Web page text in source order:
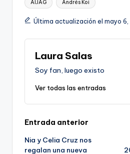
AIJAG Andrés Koi
Última actualización el mayo
Laura Salas
Soy fan, luego existo
Ver todas las entradas
Navegación
de
Entrada anterior
Nia y Celia Cruz nos
regalan una nueva